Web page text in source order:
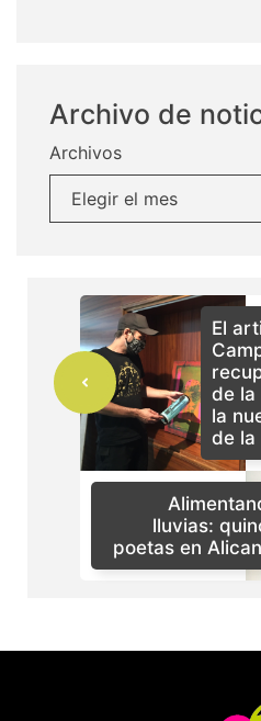
Archivo de
Archivos
El
de la
la
de la
lluvias:
poetas en